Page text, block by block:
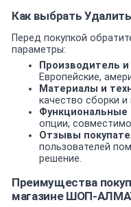
Как выбрать Удалить
Перед покупкой
параметры:
Производитель
Европейские,
Материалы и
качество сборки
Функциональные
опции,
Отзывы
пользователей
решение.
Преимущества
магазине ШОП-